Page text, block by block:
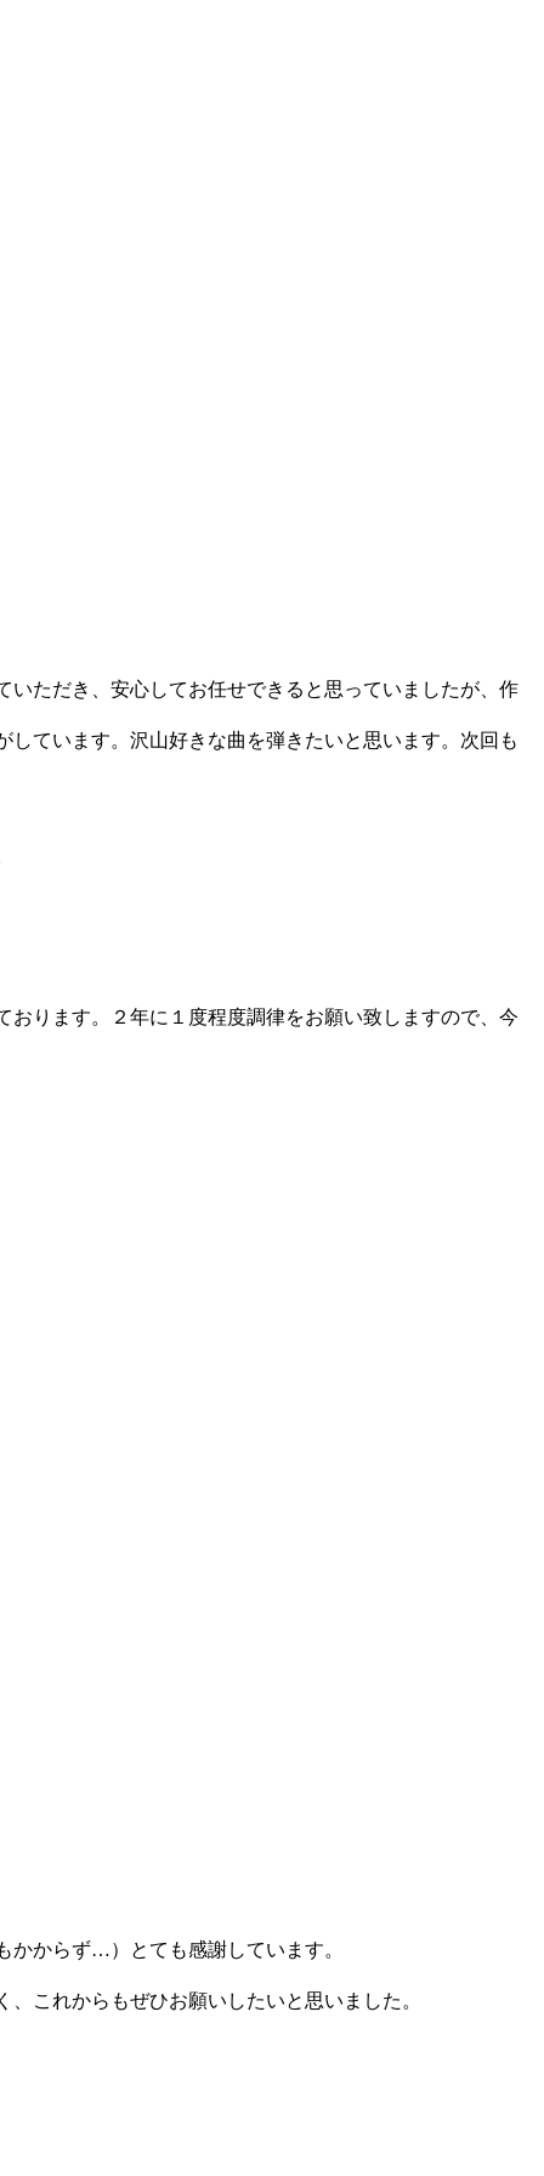
ただき、安心してお任せできると思っていましたが、作
ています。沢山好きな曲を弾きたいと思います。次回も
ります。２年に１度程度調律をお願い致しますので、今
かからず…）とても感謝しています。
これからもぜひお願いしたいと思いました。